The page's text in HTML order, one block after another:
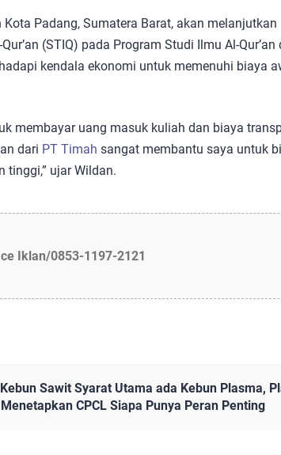
Padang, Sumatera Barat, akan melanjutkan
(STIQ) pada Program Studi Ilmu Al-Qur’an
kendala ekonomi untuk memenuhi biaya
membayar uang masuk kuliah dan biaya
dari PT Timah sangat membantu saya untuk
tinggi,” ujar Wildan.
Iklan/0853-1197-2121
Sawit Syarat Utama ada Kebun Plasma,
CPCL Siapa Punya Peran Penting